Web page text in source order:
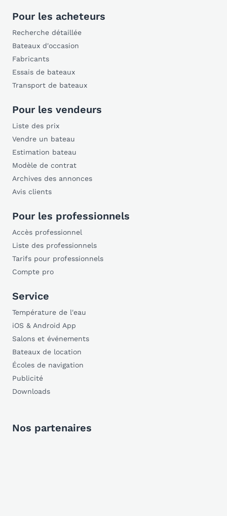
Pour les acheteurs
Recherche détaillée
Bateaux d'occasion
Fabricants
Essais de bateaux
Transport de bateaux
Pour les vendeurs
Liste des prix
Vendre un bateau
Estimation bateau
Modèle de contrat
Archives des annonces
Avis clients
Pour les professionnels
Accès professionnel
Liste des professionnels
Tarifs pour professionnels
Compte pro
Service
Température de l'eau
iOS & Android App
Salons et événements
Bateaux de location
Écoles de navigation
Publicité
Downloads
Nos partenaires